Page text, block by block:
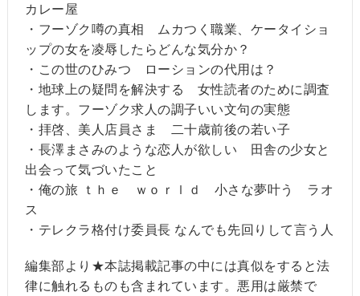
カレー屋
・フーゾク噂の真相 ムカつく職業、ケータイショ
ップの女を凌辱したらどんな気分か？
・この世のひみつ ローションの代用は？
・地球上の疑問を解決する 女性読者のために調査
します。フーゾク求人の調子いい文句の実態
・拝啓、美人店員さま 二十歳前後の若い子
・長澤まさみのような恋人が欲しい 田舎の少女と
出会って気づいたこと
・俺の旅 ｔｈｅ ｗｏｒｌｄ 小さな夢叶う ラオ
ス
・テレクラ格付け委員長 なんでも先回りして言う人
編集部より★本誌掲載記事の中には真似をすると法
律に触れるものも含まれています。悪用は厳禁で